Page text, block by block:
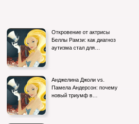
Откровение от актрисы
Беллы Рамзи: как диагноз
аутизма стал для…
Анджелина Джоли vs.
Памела Андерсон: почему
новый триумф в…